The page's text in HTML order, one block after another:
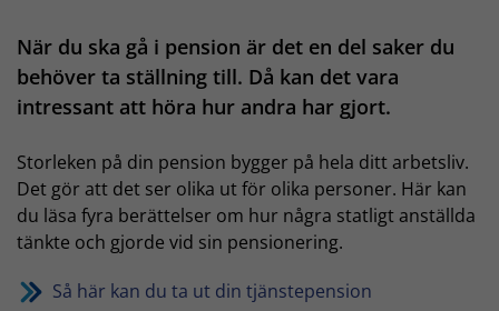
När du ska gå i pension är det en del saker du
behöver ta ställning till. Då kan det vara
intressant att höra hur andra har gjort.
Storleken på din pension bygger på hela ditt arbetsliv.
Det gör att det ser olika ut för olika personer. Här kan
du läsa fyra berättelser om hur några statligt anställda
tänkte och gjorde vid sin pensionering.
Så här kan du ta ut din tjänstepension